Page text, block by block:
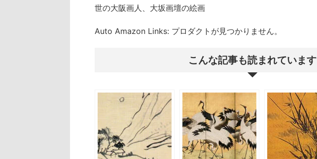
世の大阪画人、大坂画壇の絵画
Auto Amazon Links: プロダクトが見つかりません。
こんな記事も読まれています